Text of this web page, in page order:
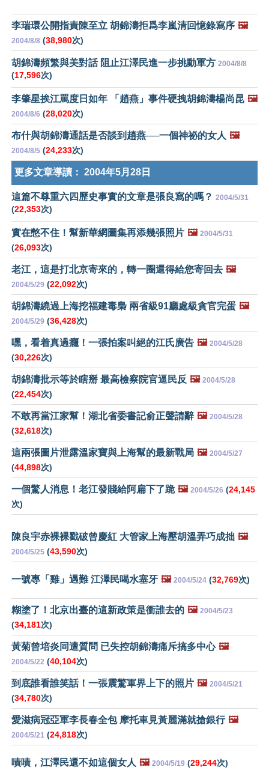
李瑞環公開指責陳至立 胡錦濤拒爲李嵐清回憶錄寫序 🖼️
2004/8/8 (38,980次)
胡錦濤頻繁與美對話 阻止江澤民進一步挑動軍方 2004/8/8
(17,596次)
李肇星挨江罵度日如年 「趙燕」事件硬拽胡錦濤楊尚昆 🖼️
2004/8/6 (28,020次)
布什與胡錦濤通話是否談到趙燕──一個神祕的女人 🖼️
2004/8/5 (24,233次)
更多文章導讀： 2004年5月28日
這篇不尊重六四歷史事實的文章是張良寫的嗎？ 2004/5/31
(22,353次)
實在憋不住！幫新華網圖集再添幾張照片 🖼️ 2004/5/31
(26,093次)
老江，這是打北京寄來的，轉一圈還得給您寄回去 🖼️
2004/5/29 (22,092次)
胡錦濤繞過上海挖福建毒梟 兩省級91廳處級貪官完蛋 🖼️
2004/5/29 (36,428次)
嘿，看着真過癮！一張拍案叫絕的江氏廣告 🖼️ 2004/5/28
(30,226次)
胡錦濤批示等於瞎掰 最高檢察院官逼民反 🖼️ 2004/5/28
(22,454次)
不敢再當江家幫！湖北省委書記俞正聲請辭 🖼️ 2004/5/28
(32,618次)
這兩張圖片泄露溫家寶與上海幫的最新戰局 🖼️ 2004/5/27
(44,898次)
一個驚人消息！老江發賤給阿扁下了跪 🖼️ 2004/5/26 (24,145
次)
陳良宇赤裸裸戳破曾慶紅 大管家上海壓胡溫弄巧成拙 🖼️
2004/5/25 (43,590次)
一號專「雞」遇難 江澤民喝水塞牙 🖼️ 2004/5/24 (32,769次)
糊塗了！北京出臺的這新政策是衝誰去的 🖼️ 2004/5/23
(34,181次)
黃菊曾培炎同遭質問 已失控胡錦濤痛斥搞多中心 🖼️
2004/5/22 (40,104次)
到底誰看誰笑話！一張震驚軍界上下的照片 🖼️ 2004/5/21
(34,780次)
愛滋病冠亞軍李長春全包 摩托車見黃麗滿就搶銀行 🖼️
2004/5/21 (24,818次)
嘖嘖，江澤民還不如這個女人 🖼️ 2004/5/19 (29,244次)